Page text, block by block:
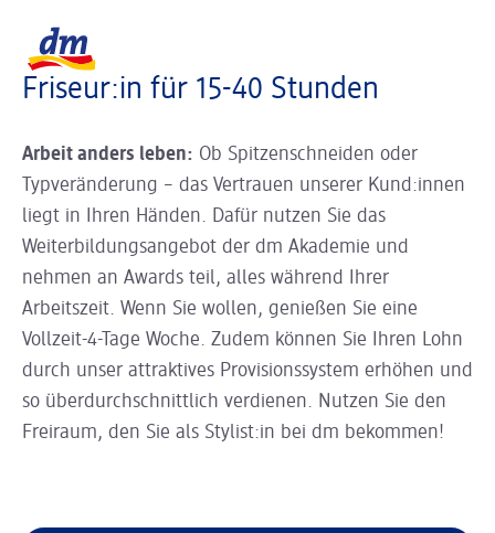
Friseur:in für 15-40 Stunden
Arbeit anders leben: Ob Spitzenschneiden oder
Typveränderung – das Vertrauen unserer Kund:innen
liegt in Ihren Händen. Dafür nutzen Sie das
Weiterbildungsangebot der dm Akademie und
nehmen an Awards teil, alles während Ihrer
Arbeitszeit. Wenn Sie wollen, genießen Sie eine
Vollzeit-4-Tage Woche. Zudem können Sie Ihren Lohn
durch unser attraktives Provisionssystem erhöhen und
so überdurchschnittlich verdienen. Nutzen Sie den
Freiraum, den Sie als Stylist:in bei dm bekommen!